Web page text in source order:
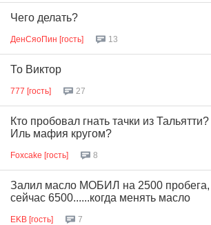
Чего делать?
ДенСяоПин [гость] 13
То Виктор
777 [гость] 27
Кто пробовал гнать тачки из Тальятти?
Иль мафия кругом?
Foxcake [гость] 8
Залил масло МОБИЛ на 2500 пробега,
сейчас 6500......когда менять масло
EKB [гость] 7